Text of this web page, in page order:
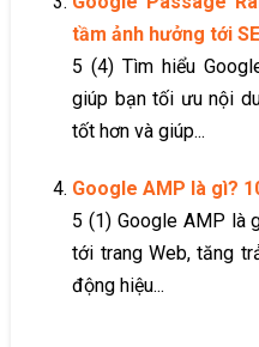
tầm ảnh hưởng tới
5 (4) Tìm hiểu
giúp bạn tối ưu nội
tốt hơn và giúp...
Google AMP là gì?
5 (1) Google AMP là
tới trang Web, tăng
động hiệu...